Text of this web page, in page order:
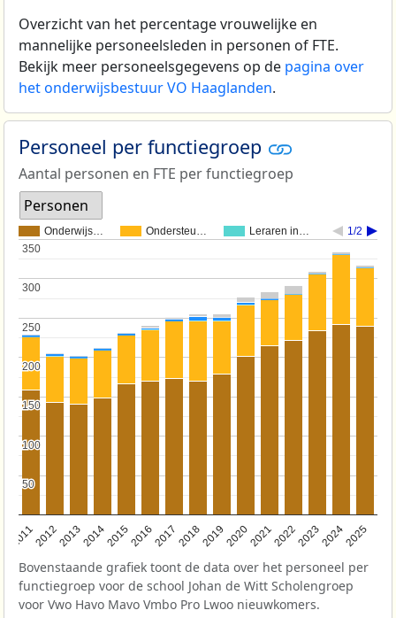
Overzicht van het percentage vrouwelijke en
mannelijke personeelsleden in personen of FTE.
Bekijk meer personeelsgegevens op de pagina over
het onderwijsbestuur VO Haaglanden.
Personeel per functiegroep
Aantal personen en FTE per functiegroep
Personen
Onderwijs… Ondersteu… Leraren in… 1/2
201120122013201420152016201720182019202020212022202320242025
50
50
100
100
150
150
200
200
250
250
300
300
350
350
Bovenstaande grafiek toont de data over het personeel per
functiegroep voor de school Johan de Witt Scholengroep
voor Vwo Havo Mavo Vmbo Pro Lwoo nieuwkomers.